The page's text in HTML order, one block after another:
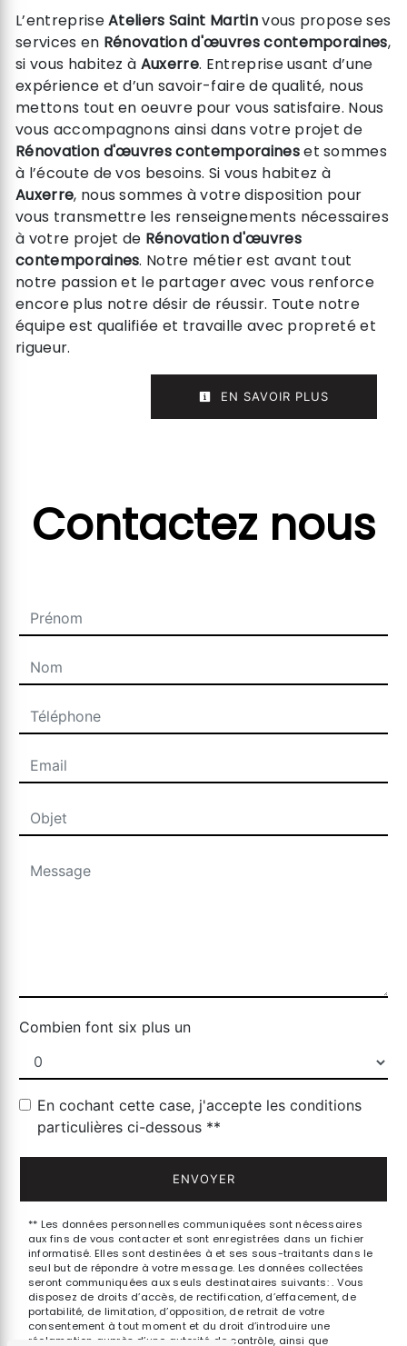
L’entrepriseAteliers Saint Martinvous propose ses
services en Rénovation d'œuvres contemporaines,
si vous habitez à Auxerre. Entreprise usant d’une
expérience et d’un savoir-faire de qualité, nous
mettons tout en oeuvre pour vous satisfaire. Nous
vous accompagnons ainsi dans votre projet de
Rénovation d'œuvres contemporaineset sommes
à l’écoute de vos besoins. Si vous habitez à
Auxerre, nous sommes à votre disposition pour
vous transmettre les renseignements nécessaires
à votre projet de Rénovation d'œuvres
contemporaines. Notre métier est avant tout
notre passion et le partager avec vous renforce
encore plus notre désir de réussir. Toute notre
équipe est qualifiée et travaille avec propreté et
rigueur.
EN SAVOIR PLUS
Contactez nous
Combien font six plus un
En cochant cette case, j'accepte les conditions
particulières ci-dessous **
ENVOYER
** Les données personnelles communiquées sont nécessaires
aux fins de vous contacter et sont enregistrées dans un fichier
informatisé. Elles sont destinées à et ses sous-traitants dans le
seul but de répondre à votre message. Les données collectées
seront communiquées aux seuls destinataires suivants: . Vous
disposez de droits d’accès, de rectification, d’effacement, de
portabilité, de limitation, d’opposition, de retrait de votre
consentement à tout moment et du droit d’introduire une
réclamation auprès d’une autorité de contrôle, ainsi que